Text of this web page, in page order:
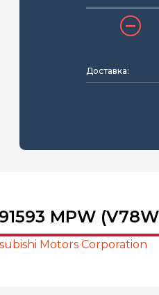
Доставка:
MPW
Motors Corporation